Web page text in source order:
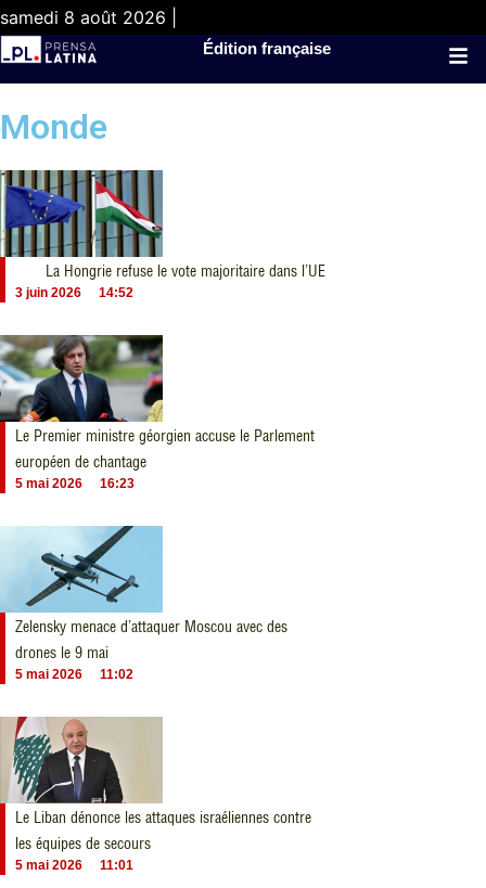
samedi 8 août 2026 |
Édition française
Monde
La Hongrie refuse le vote majoritaire dans l’UE
3 juin 2026 14:52
Le Premier ministre géorgien accuse le Parlement
européen de chantage
5 mai 2026 16:23
Zelensky menace d’attaquer Moscou avec des
drones le 9 mai
5 mai 2026 11:02
Le Liban dénonce les attaques israéliennes contre
les équipes de secours
5 mai 2026 11:01